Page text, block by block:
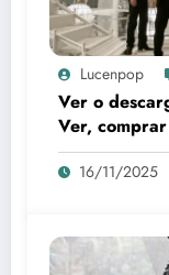
Lucenpop
Ver o
Ver,
16/11/2025